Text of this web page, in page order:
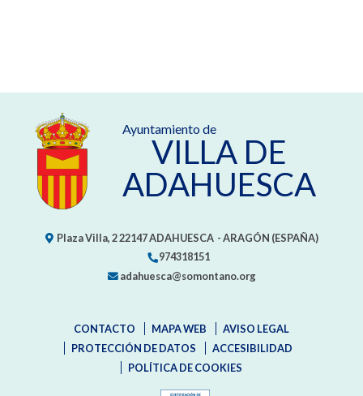
Ayuntamiento de
VILLA DE
ADAHUESCA
Plaza Villa, 222147ADAHUESCA - ARAGÓN (ESPAÑA)
974318151
adahuesca@somontano.org
CONTACTO MAPA WEB
AVISO LEGAL
PROTECCIÓN DE DATOS
ACCESIBILIDAD
POLÍTICA DE COOKIES